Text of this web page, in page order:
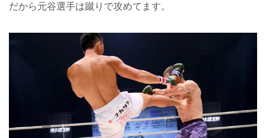
だから元谷選手は蹴りで攻めてます。